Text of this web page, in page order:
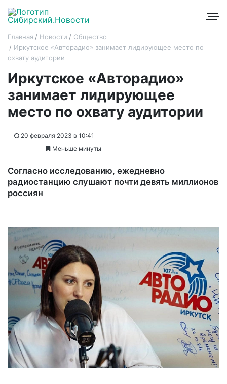
Главная Новости
Общество
Иркутское «Авторадио» занимает лидирующее место по
охвату аудитории
Иркутское «Авторадио»
занимает лидирующее
место по охвату аудитории
20 февраля 2023 в 10:41
Меньше минуты
Согласно исследованию, ежедневно
радиостанцию слушают почти девять миллионов
россиян